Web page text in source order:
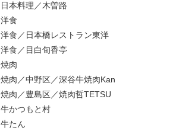
日本料理／木曽路
洋食
洋食／日本橋レストラン東洋
洋食／目白旬香亭
焼肉
焼肉／中野区／深谷牛焼肉Kan
焼肉／豊島区／焼肉哲TETSU
牛かつもと村
牛たん